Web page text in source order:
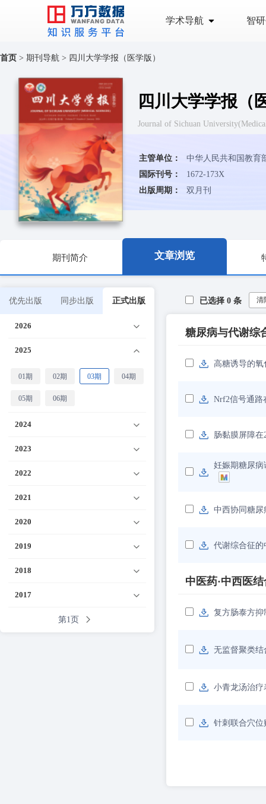
学术导航 智
首页 > 期刊导航 > 四川大学学报（医学版）
四川大学学报（
Journal of Sichuan
主管单位：
中华人民共和国教育
国际刊号：
1672-173X
出版周期：
双月刊
期刊简介 文章浏览
优先出版 同步出版 正式出版
2026
2025
01期 02期 03期 04期
05期 06期
2024
2023
2022
2021
2020
2019
2018
2017
第1页
已选择 0 条 清
糖尿病与代谢综
高糖诱导的
Nrf2信号通路
肠黏膜屏障
妊娠期糖尿
中西协同糖
代谢综合征
中医药·中西医
复方肠泰方
无监督聚类
小青龙汤治
针刺联合穴